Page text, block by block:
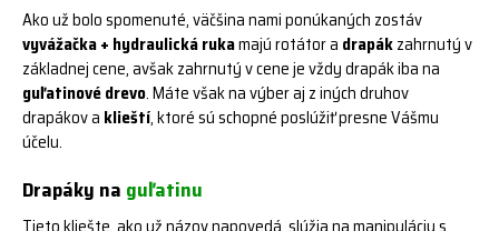
Ako už bolo spomenuté, väčšina nami ponúkaných zostáv
vyvážačka + hydraulická rukamajú rotátor a drapákzahrnutý v
základnej cene, avšak zahrnutý v cene je vždy drapák iba na
guľatinové drevo. Máte však na výber aj z iných druhov
drapákov a klieští, ktoré sú schopné poslúžiť presne Vášmu
účelu.
Drapáky na guľatinu